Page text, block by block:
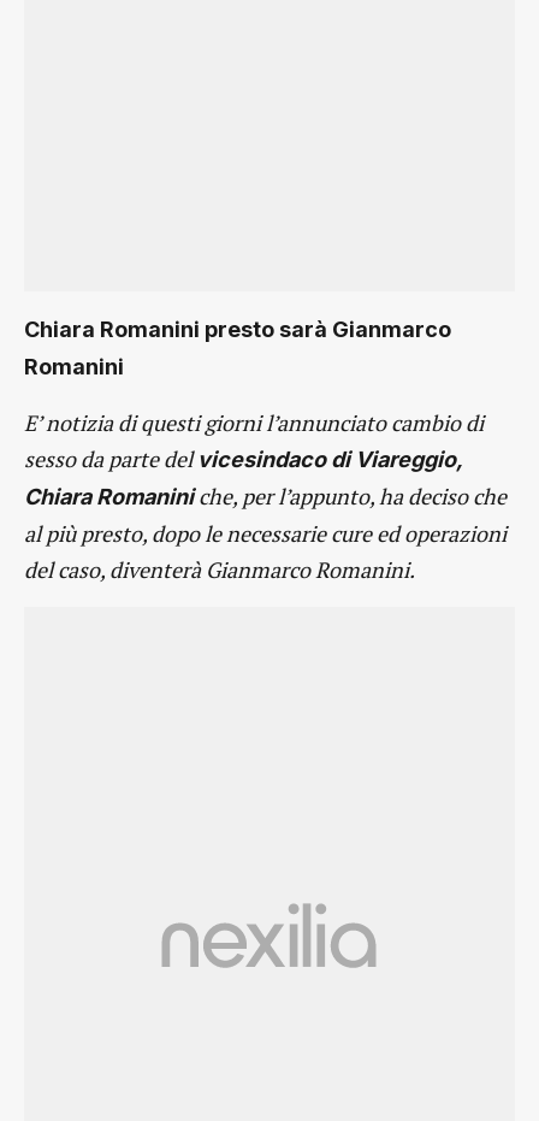
Chiara Romanini presto sarà Gianmarco
Romanini
E’ notizia di questi giorni l’annunciato cambio di
sesso da parte delvicesindaco di Viareggio,
Chiara Romaniniche, per l’appunto, ha deciso che
al più presto, dopo le necessarie cure ed operazioni
del caso, diventerà Gianmarco Romanini.